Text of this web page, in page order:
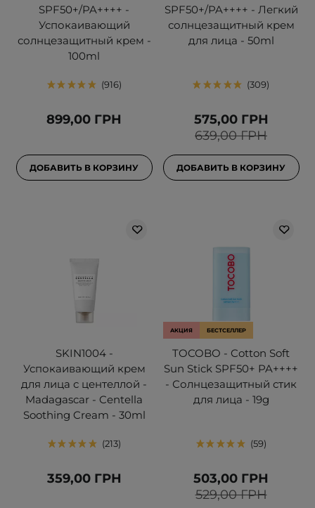
SPF50+/PA++++ -
Успокаивающий
солнцезащитный крем -
100ml
916
899,00 ГРН
ДОБАВИТЬ В КОРЗИНУ
SPF50+/PA++++ - Легкий
солнцезащитный крем
для лица - 50ml
309
639,00 ГРН
575,00 ГРН
ДОБАВИТЬ В КОРЗИНУ
SKIN1004 -
Успокаивающий крем
для лица с центеллой -
Madagascar - Centella
Soothing Cream - 30ml
213
359,00 ГРН
АКЦИЯ БЕСТСЕЛЛЕР
TOCOBO - Cotton Soft
Sun Stick SPF50+ PA++++
- Солнцезащитный стик
для лица - 19g
59
529,00 ГРН
503,00 ГРН